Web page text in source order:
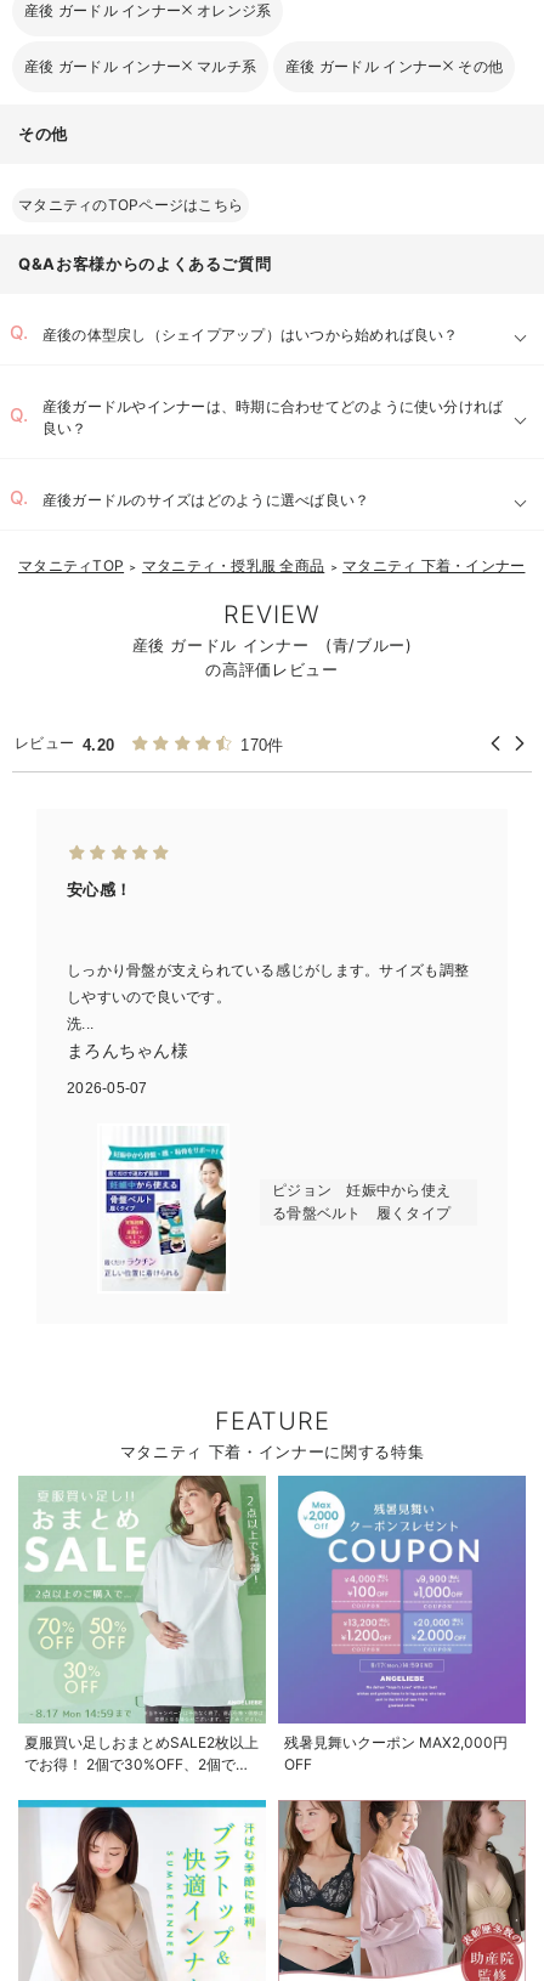
産後 ガードル インナー オレンジ系
産後 ガードル インナー マルチ系 産後 ガードル インナー その他
その他
マタニティのTOPページはこちら
Q&Aお客様からのよくあるご質問
産後の体型戻し（シェイプアップ）はいつから始めれば良い？
産後ガードルやインナーは、時期に合わせてどのように使い分ければ
良い？
産後ガードルのサイズはどのように選べば良い？
マタニティTOP ＞ マタニティ・授乳服 全商品 ＞ マタニティ 下着・インナー
REVIEW
産後 ガードル インナー (青/ブルー)
の高評価レビュー
レビュー 4.20 170件
安心感！
しっかり骨盤が支えられている感じがします。サイズも調整
しやすいので良いです。
洗...
まろんちゃん様
2026-05-07
ピジョン 妊娠中から使え
る骨盤ベルト 履くタイプ
FEATURE
マタニティ 下着・インナーに関する特集
夏服買い足しおまとめSALE2枚以上
でお得！ 2個で30%OFF、2個で
残暑見舞いクーポン MAX2,000円
OFF